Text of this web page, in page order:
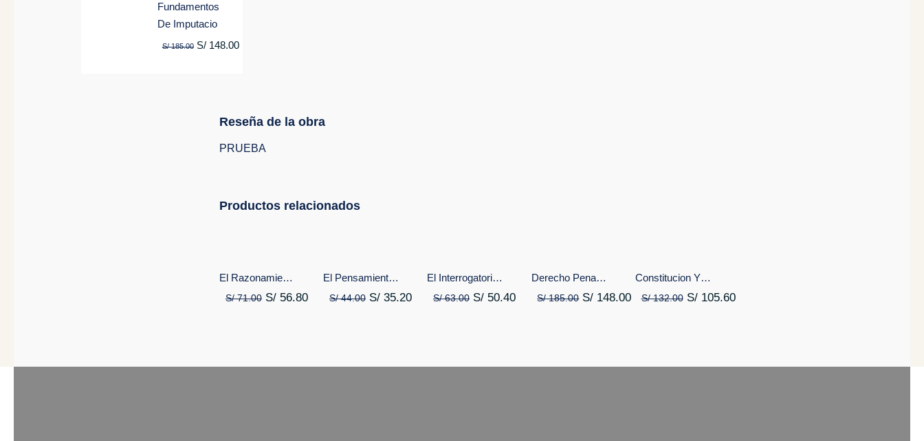
Fundamentos
De Imputacio
S/185.00 S/148.00
Reseña de la obra
PRUEBA
Productos relacionados
El
JuridicoEl Razonamiento Constitucional Desde El Realismo Juridico
S/71.00 S/56.80
El
Gaitan
El Pensamiento Filosofico De Jorge Elieser Gaitan
S/44.00 S/35.20
El Interrogatorio Directo. Teoria Y Practica
S/63.00 S/ 50.40
ImputacioDerecho Penal. Introduccion Y Fundamentos De Imputacio
S/185.00 S/ 148.00
Constitucion Y Los Hechos En El Proceso
S/132.00 S/105.60